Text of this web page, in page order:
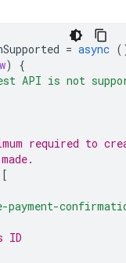
= async
)
{
API is not
required to
[
payment-
ID